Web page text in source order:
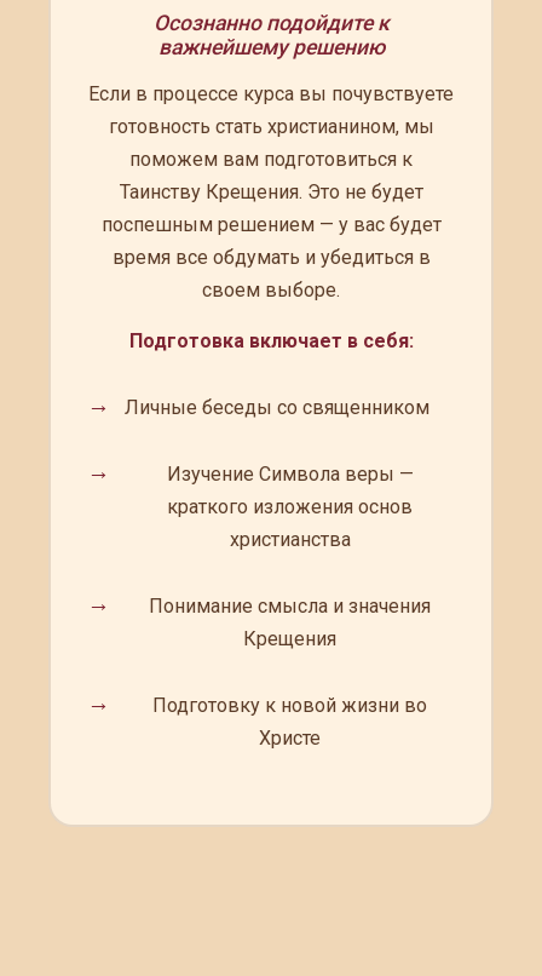
Осознанно подойдите к
важнейшему решению
Если в процессе курса вы почувствуете
готовность стать христианином, мы
поможем вам подготовиться к
Таинству Крещения. Это не будет
поспешным решением — у вас будет
время все обдумать и убедиться в
своем выборе.
Подготовка включает в себя:
→ Личные беседы со священником
→
Изучение Символа веры —
краткого изложения основ
христианства
→
Понимание смысла и значения
Крещения
→
Подготовку к новой жизни во
Христе